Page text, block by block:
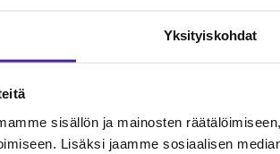
Yksityiskohdat
sisällön ja mainosten
Lisäksi jaamme sosiaalisen
lemmikkien terveydenhoitoon. Palvelut
voit jakaa eläinlääkärikuluja yhteisön